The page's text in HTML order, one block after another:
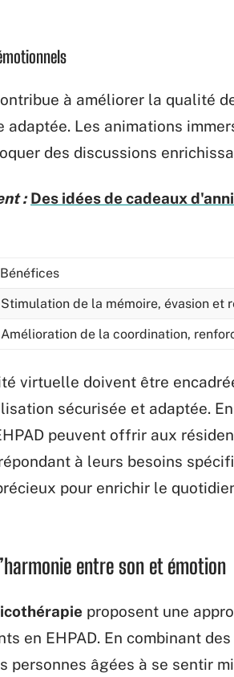
à améliorer la qualité
Les animations
des discussions
: Des idées de cadeaux
Bénéfices
Stimulation de la mémoire, évasion et
Amélioration de la coordination,
virtuelle doivent être
sécurisée et adaptée.
peuvent offrir aux
à leurs besoins
pour enrichir le
entre son et émotion
proposent une
en EHPAD. En combinant
personnes âgées à se sentir